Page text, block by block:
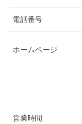
電話番号
ホームページ
営業時間